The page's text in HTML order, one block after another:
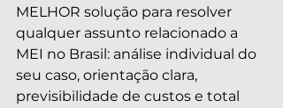
MELHOR solução para resolver
qualquer assunto relacionado a
MEI no Brasil: análise individual do
seu caso, orientação clara,
previsibilidade de custos e total